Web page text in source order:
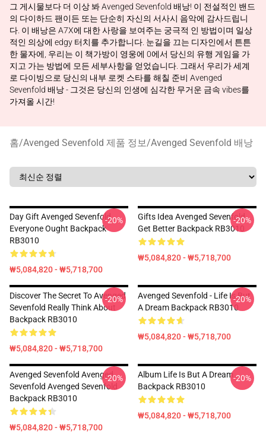
그 게시물보다 더 이상 봐 Avenged Sevenfold 배낭! 이 전설적인 밴드
의 다이하드 팬이든 또는 단순히 자신의 서사시 음악에 감사드립니
다. 이 배낭은 A7X에 대한 사랑을 보여주는 궁극적 인 방법이며 일상
적인 의상에 edgy 터치를 추가합니다. 눈길을 끄는 디자인에서 튼튼
한 물자에, 우리는 이 책가방이 영웅에 0에서 당신의 유행 게임을 가
지고 가는 방법에 모든 세부사항을 얻었습니다. 그래서 우리가 세계
로 다이빙으로 당신의 내부 로켓 스타를 해칠 준비 Avenged
Sevenfold 배낭 - 그것은 당신의 인생에 심각한 무거운 금속 vibes를
가져올 시간!
홈/Avenged Sevenfold 제품 정보/Avenged Sevenfold 배낭
Day Gift Avenged Sevenfold
Everyone Ought Backpack
RB3010
₩5,084,820 - ₩5,718,700
-20%
Gifts Idea Avenged Sevenfold
Get Better Backpack RB3010
₩5,084,820 - ₩5,718,700
-20%
Discover The Secret To Avenged
Sevenfold Really Think About
Backpack RB3010
₩5,084,820 - ₩5,718,700
-20%
Avenged Sevenfold - Life Is But
A Dream Backpack RB3010
₩5,084,820 - ₩5,718,700
-20%
Avenged Sevenfold Avenged
Sevenfold Avenged Sevenfold
Backpack RB3010
₩5,084,820 - ₩5,718,700
-20%
Album Life Is But A Dream ...
Backpack RB3010
₩5,084,820 - ₩5,718,700
-20%